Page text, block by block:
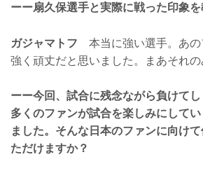
ーー扇久保選手と実際に戦った印象を
ガジャマトフ 本当に強い選手。あの
強く頑丈だと思いました。まあそれの
ーー今回、試合に残念ながら負けて
多くのファンが試合を楽しみにして
ました。そんな日本のファンに向け
ただけますか？